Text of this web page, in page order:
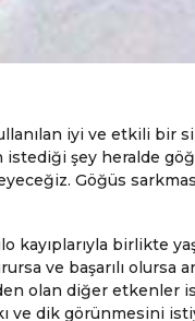
iyi ve etkili bir
şey heralde
Göğüs
kayıplarıyla birlikte
ve başarılı olursa
olan diğer etkenler
dik görünmesini